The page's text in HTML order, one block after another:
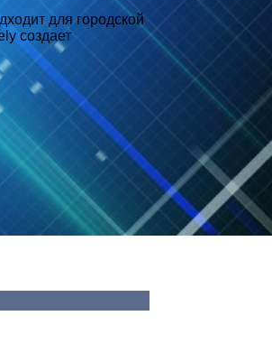
для городской
создает